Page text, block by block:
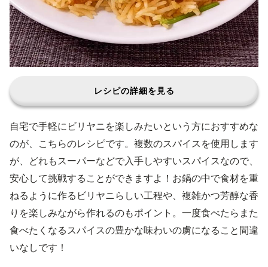
レシピの詳細を見る
自宅で手軽にビリヤニを楽しみたいという方におすすめな
のが、こちらのレシピです。複数のスパイスを使用します
が、どれもスーパーなどで入手しやすいスパイスなので、
安心して挑戦することができますよ！お鍋の中で食材を重
ねるように作るビリヤニらしい工程や、複雑かつ芳醇な香
りを楽しみながら作れるのもポイント。一度食べたらまた
食べたくなるスパイスの豊かな味わいの虜になること間違
いなしです！